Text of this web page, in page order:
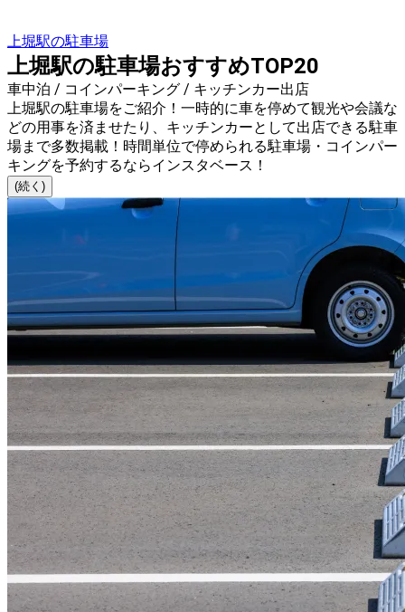
上堀駅の駐車場
上堀駅の駐車場おすすめTOP20
車中泊 / コインパーキング / キッチンカー出店
上堀駅の駐車場をご紹介！一時的に車を停めて観光や会議な
どの用事を済ませたり、キッチンカーとして出店できる駐車
場まで多数掲載！時間単位で停められる駐車場・コインパー
キングを予約するならインスタベース！
(続く)